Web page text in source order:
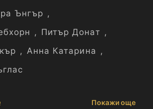
Ънгър ,
, Питър Донат ,
, Анна Катарина ,
Покажи още